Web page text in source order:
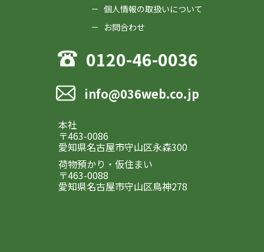
個人情報の取扱いについて
お問合わせ
0120-46-0036
info@036web.co.jp
本社
〒463-0086
愛知県名古屋市守山区永森300
荷物預かり・仮住まい
〒463-0088
愛知県名古屋市守山区鳥神278